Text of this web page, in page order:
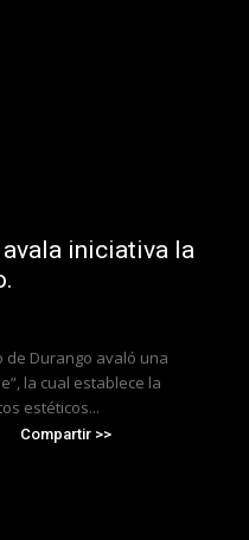
iniciativa la
de Durango avaló una
la cual establece la
estéticos...
Compartir >>